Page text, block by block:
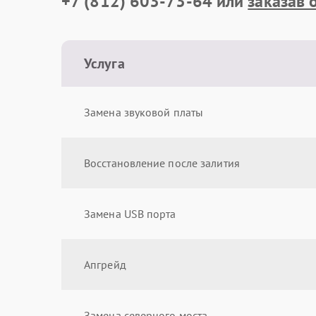
Услуга
Замена звуковой платы
Восстановление после залития
Замена USB порта
Апгрейд